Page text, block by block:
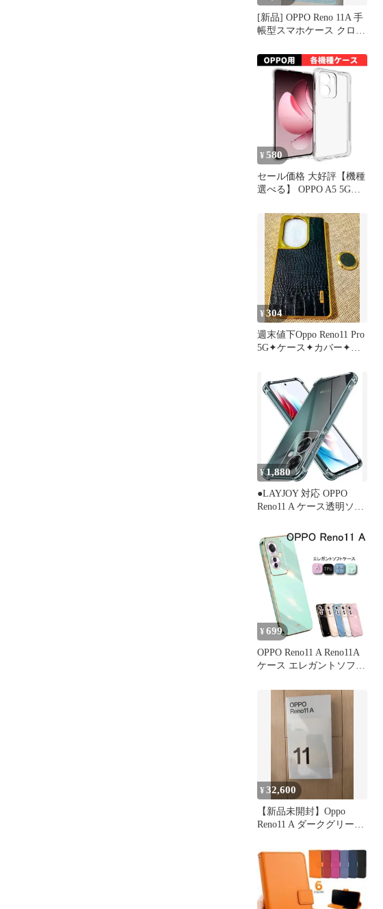
[新品] OPPO Reno 11A 手
帳型スマホケース クロコ
¥ 580
セール価格 大好評【機種
選べる】 OPPO A5 5G
A79 5G Reno9A Reno7A
ケース カバー クリア 透
明 オッポ リノ ソフト
TPU 衝撃吸収
¥304
週末値下Oppo Reno11 Pro
5G✦ケース✦カバー✦ク
¥1,880
●LAYJOY 対応 OPPO
Reno11 A ケース透明ソフ
¥ 699
OPPO Reno11 A Reno11A
ケース エレガントソフト
バー ストラップホール
TPU 保護ケース スマホ
ケース シリコン 耐衝撃
バンパー 5G 送料無料
¥32,600
【新品未開封】Oppo
Reno11 A ダークグリーン